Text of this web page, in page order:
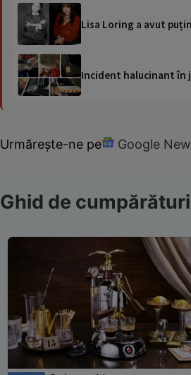
Lisa Loring a avut
Incident halucinant în
Urmărește-ne pe Google
Ghid de cumpărături